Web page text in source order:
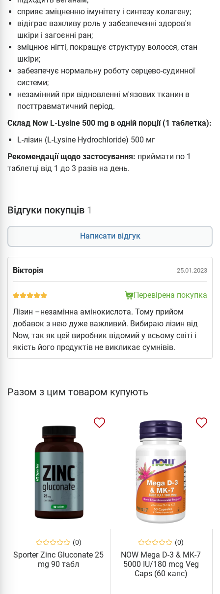
сприяє зміцненню імунітету і синтезу колагену;
відіграє важливу роль у забезпеченні здоров'я
шкіри і загоєнні ран;
зміцнює нігті, покращує структуру волосся, стан
шкіри;
забезпечує нормальну роботу серцево-судинної
системи;
незамінний при відновленні м'язових тканин в
посттравматичний період.
Склад Now L-Lysine 500 mg в одній порції (1 таблетка):
L-лізин (L-Lysine Hydrochloride) 500 мг
Рекомендації щодо застосування: приймати по 1
таблетці від 1 до 3 разів на день.
Відгуки покупців 1
Написати відгук
Вікторія 25.01.2023
Перевірена покупка
Лізин –незамінна амінокислота. Тому прийом
добавок з нею дуже важливий. Вибираю лізин від
Now, так як цей виробник відомий у всьому світі і
якість його продуктів не викликає сумнівів.
Разом з цим товаром купують
(0)
Sporter Zinc Gluconate 25
mg 90 табл
(0)
NOW Mega D-3 & MK-7
5000 IU/180 mcg Veg
Caps (60 капс)